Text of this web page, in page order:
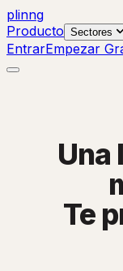
plinng
Producto Sectores
EntrarEmpezar
Una
Te